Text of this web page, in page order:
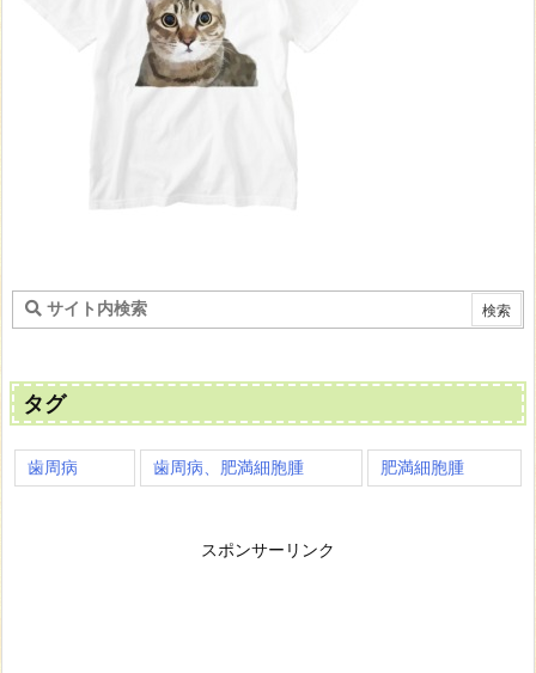
タグ
歯周病 歯周病、肥満細胞腫 肥満細胞腫
スポンサーリンク